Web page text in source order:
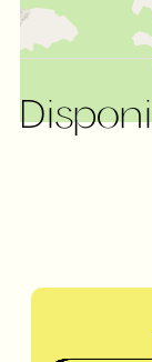
AFFICHER